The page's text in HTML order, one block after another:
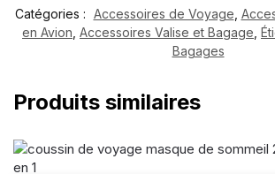
Catégories : Accessoires de Voyage
en Avion Accessoires Valise et Bagage
Bagages
Produits similaires